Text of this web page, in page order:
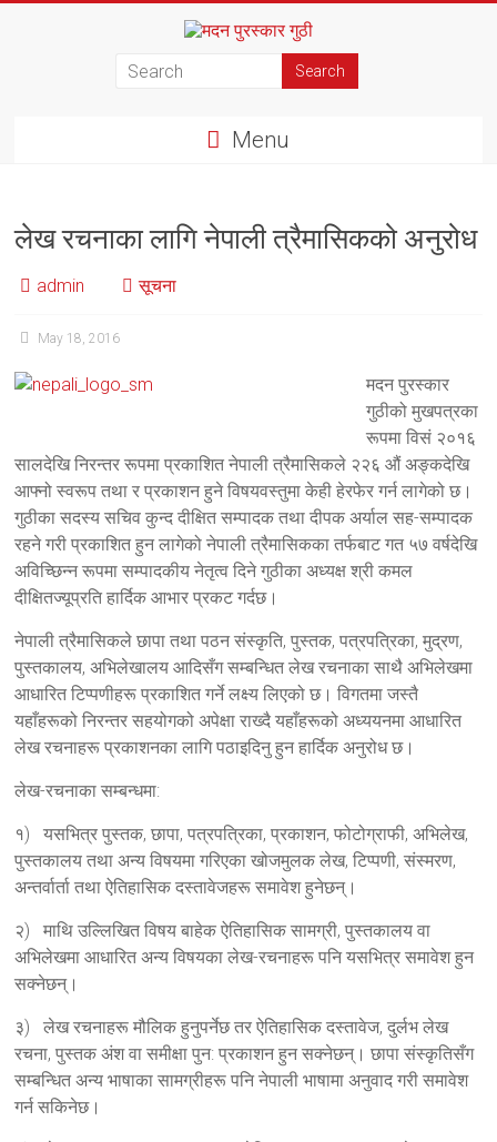
Menu
लेख रचनाका लागि नेपाली त्रैमासिकको अनुरोध
admin सूचना
May 18, 2016
मदन पुरस्कार
गुठीको मुखपत्रका
रूपमा विसं २०१६
सालदेखि निरन्तर रूपमा प्रकाशित नेपाली त्रैमासिकले २२६ औं अङ्कदेखि
आफ्नो स्वरूप तथा र प्रकाशन हुने विषयवस्तुमा केही हेरफेर गर्न लागेको छ।
गुठीका सदस्य सचिव कुन्द दीक्षित सम्पादक तथा दीपक अर्याल सह-सम्पादक
रहने गरी प्रकाशित हुन लागेको नेपाली त्रैमासिकका तर्फबाट गत ५७ वर्षदेखि
अविच्छिन्न रूपमा सम्पादकीय नेतृत्व दिने गुठीका अध्यक्ष श्री कमल
दीक्षितज्यूप्रति हार्दिक आभार प्रकट गर्दछ।
नेपाली त्रैमासिकले छापा तथा पठन संस्कृति, पुस्तक, पत्रपत्रिका, मुद्रण,
पुस्तकालय, अभिलेखालय आदिसँग सम्बन्धित लेख रचनाका साथै अभिलेखमा
आधारित टिप्पणीहरू प्रकाशित गर्ने लक्ष्य लिएको छ। विगतमा जस्तै
यहाँहरूको निरन्तर सहयोगको अपेक्षा राख्दै यहाँहरूको अध्ययनमा आधारित
लेख रचनाहरू प्रकाशनका लागि पठाइदिनु हुन हार्दिक अनुरोध छ।
लेख-रचनाका सम्बन्धमा:
१) यसभित्र पुस्तक, छापा, पत्रपत्रिका, प्रकाशन, फोटोग्राफी, अभिलेख,
पुस्तकालय तथा अन्य विषयमा गरिएका खोजमुलक लेख, टिप्पणी, संस्मरण,
अन्तर्वार्ता तथा ऐतिहासिक दस्तावेजहरू समावेश हुनेछन्।
२) माथि उल्लिखित विषय बाहेक ऐतिहासिक सामग्री, पुस्तकालय वा
अभिलेखमा आधारित अन्य विषयका लेख-रचनाहरू पनि यसभित्र समावेश हुन
सक्नेछन्।
३) लेख रचनाहरू मौलिक हुनुपर्नेछ तर ऐतिहासिक दस्तावेज, दुर्लभ लेख
रचना, पुस्तक अंश वा समीक्षा पुन: प्रकाशन हुन सक्नेछन्। छापा संस्कृतिसँग
सम्बन्धित अन्य भाषाका सामग्रीहरू पनि नेपाली भाषामा अनुवाद गरी समावेश
गर्न सकिनेछ।